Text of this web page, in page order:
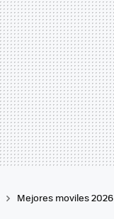
Mejores moviles 2026